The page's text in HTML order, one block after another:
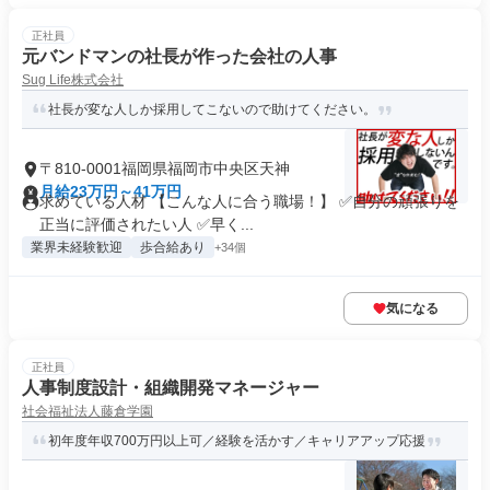
正社員
元バンドマンの社長が作った会社の人事
Sug Life株式会社
社長が変な人しか採用してこないので助けてください。
〒810-0001福岡県福岡市中央区天神
月給23万円～41万円
求めている人材 【こんな人に合う職場！】 ✅自分の頑張りを
正当に評価されたい人 ✅早く...
業界未経験歓迎 歩合給あり +34個
気になる
正社員
人事制度設計・組織開発マネージャー
社会福祉法人藤倉学園
初年度年収700万円以上可／経験を活かす／キャリアアップ応援